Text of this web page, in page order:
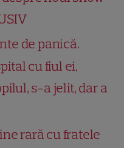
de panică.
cu fiul ei,
s-a jelit, dar a
rară cu fratele